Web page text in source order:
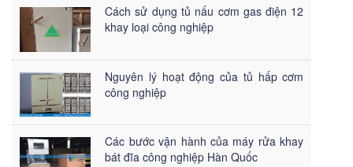
Cách sử dụng tủ nấu cơm gas điện 12
khay loại công nghiệp
Nguyên lý hoạt động của tủ hấp cơm
công nghiệp
Các bước vận hành của máy rửa khay
bát đĩa công nghiệp Hàn Quốc